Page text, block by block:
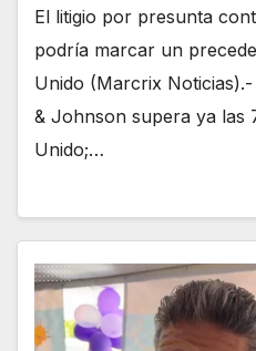
El litigio por presunta
podría marcar un
Unido (Marcrix
& Johnson supera ya las
Unido;…